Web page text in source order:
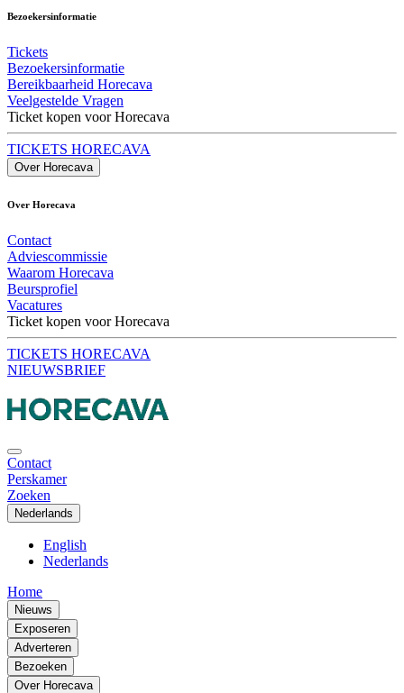
Bezoekersinformatie
Tickets
Bezoekersinformatie
Bereikbaarheid Horecava
Veelgestelde Vragen
Ticket kopen voor Horecava
TICKETS HORECAVA
Over Horecava
Over Horecava
Contact
Adviescommissie
Waarom Horecava
Beursprofiel
Vacatures
Ticket kopen voor Horecava
TICKETS HORECAVA
NIEUWSBRIEF
Contact
Perskamer
Zoeken
Nederlands
English
Nederlands
Home
Nieuws
Exposeren
Adverteren
Bezoeken
Over Horecava